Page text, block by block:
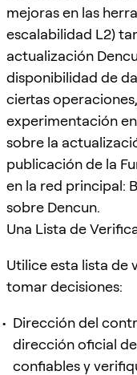
mejoras en las
escalabilidad L2)
actualización
disponibilidad de
ciertas
experimentación
sobre la
publicación de la
en la red principal:
sobre Dencun.
Una Lista de
Utilice esta lista de
tomar decisiones:
Dirección del
dirección oficial
confiables y